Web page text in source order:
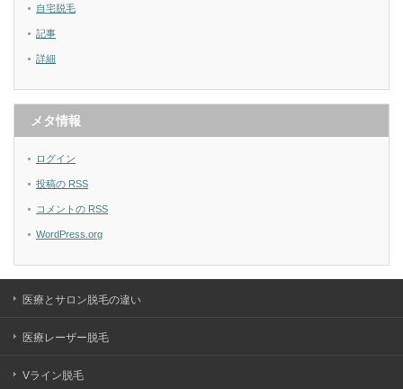
自宅脱毛
記事
詳細
メタ情報
ログイン
投稿の RSS
コメントの RSS
WordPress.org
医療とサロン脱毛の違い
医療レーザー脱毛
Vライン脱毛